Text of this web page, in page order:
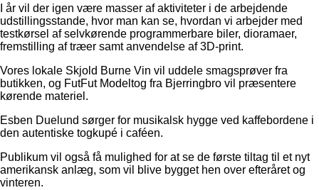
I år vil der igen være masser af aktiviteter i de arbejdende
udstillingsstande, hvor man kan se, hvordan vi arbejder med
testkørsel af selvkørende programmerbare biler, dioramaer,
fremstilling af træer samt anvendelse af 3D-print.
Vores lokale Skjold Burne Vin vil uddele smagsprøver fra
butikken, og FutFut Modeltog fra Bjerringbro vil præsentere
kørende materiel.
Esben Duelund sørger for musikalsk hygge ved kaffebordene i
den autentiske togkupé i caféen.
Publikum vil også få mulighed for at se de første tiltag til et nyt
amerikansk anlæg, som vil blive bygget hen over efteråret og
vinteren.